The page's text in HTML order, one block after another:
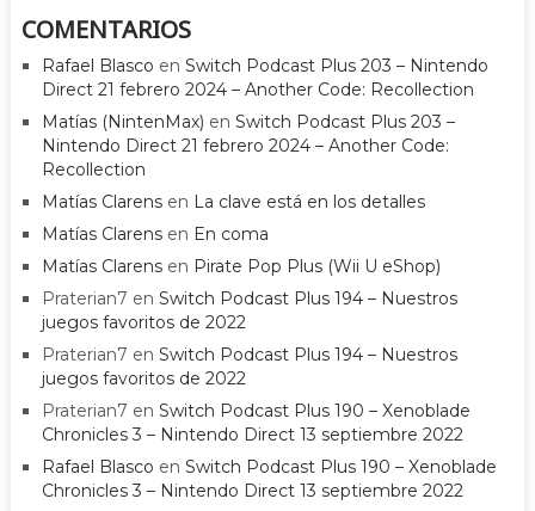
COMENTARIOS
Rafael Blasco en Switch Podcast Plus 203 – Nintendo
Direct 21 febrero 2024 – Another Code: Recollection
Matías (NintenMax) en Switch Podcast Plus 203 –
Nintendo Direct 21 febrero 2024 – Another Code:
Recollection
Matías Clarensen La clave está en los detalles
Matías Clarensen En coma
Matías Clarensen Pirate Pop Plus (Wii U eShop)
Praterian7 en Switch Podcast Plus 194 – Nuestros
juegos favoritos de 2022
Praterian7 en Switch Podcast Plus 194 – Nuestros
juegos favoritos de 2022
Praterian7 en Switch Podcast Plus 190 – Xenoblade
Chronicles 3 – Nintendo Direct 13 septiembre 2022
Rafael Blasco en Switch Podcast Plus 190 – Xenoblade
Chronicles 3 – Nintendo Direct 13 septiembre 2022